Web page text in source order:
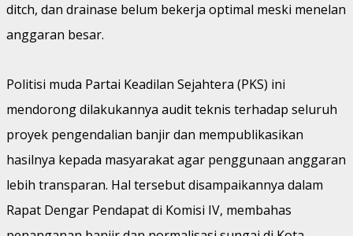
ditch, dan drainase belum bekerja optimal meski menelan
anggaran besar.
Politisi muda Partai Keadilan Sejahtera (PKS) ini
mendorong dilakukannya audit teknis terhadap seluruh
proyek pengendalian banjir dan mempublikasikan
hasilnya kepada masyarakat agar penggunaan anggaran
lebih transparan. Hal tersebut disampaikannya dalam
Rapat Dengar Pendapat di Komisi IV, membahas